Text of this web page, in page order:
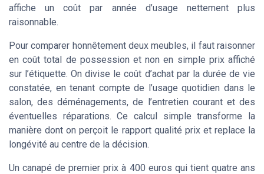
affiche un coût par année d’usage nettement plus
raisonnable.
Pour comparer honnêtement deux meubles, il faut raisonner
en coût total de possession et non en simple prix affiché
sur l’étiquette. On divise le coût d’achat par la durée de vie
constatée, en tenant compte de l’usage quotidien dans le
salon, des déménagements, de l’entretien courant et des
éventuelles réparations. Ce calcul simple transforme la
manière dont on perçoit le rapport qualité prix et replace la
longévité au centre de la décision.
Un canapé de premier prix à 400 euros qui tient quatre ans